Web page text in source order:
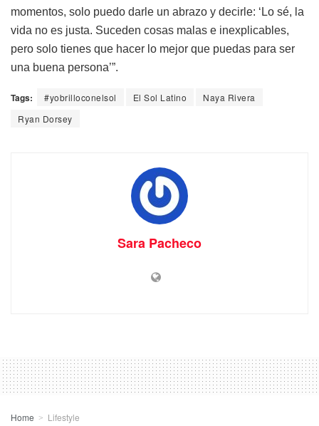
momentos, solo puedo darle un abrazo y decirle: ‘Lo sé, la
vida no es justa. Suceden cosas malas e inexplicables,
pero solo tienes que hacer lo mejor que puedas para ser
una buena persona’”.
Tags: #yobrilloconelsol El Sol Latino
Naya Rivera
Ryan Dorsey
Sara Pacheco
Home Lifestyle